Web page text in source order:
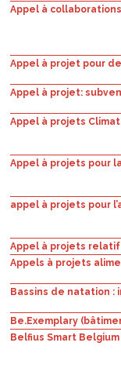
Appel à projets Climat